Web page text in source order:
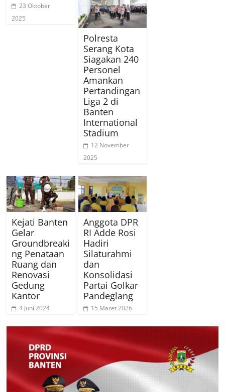
23 Oktober
2025
Polresta
Serang Kota
Siagakan 240
Personel
Amankan
Pertandingan
Liga 2 di
Banten
International
Stadium
12 November
2025
Kejati Banten
Gelar
Groundbreaki
ng Penataan
Ruang dan
Renovasi
Gedung
Kantor
4 Juni 2024
Anggota DPR
RI Adde Rosi
Hadiri
Silaturahmi
dan
Konsolidasi
Partai Golkar
Pandeglang
15 Maret 2026